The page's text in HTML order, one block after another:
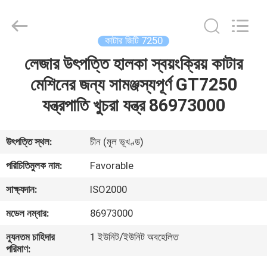
আমাদের
সম্পর্কে
কারখানা
ভ্রমণ
EQUIPMENT
CO.,LTD.
কাটার জিটি 7250
লেজার উৎপত্তি হালকা স্বয়ংক্রিয় কাটার
মেশিনের জন্য সামঞ্জস্যপূর্ণ GT7250
যন্ত্রপাতি খুচরা যন্ত্র 86973000
উৎপত্তি স্থল:
চীন (মূল ভূখণ্ড)
পরিচিতিমুলক নাম:
Favorable
সাক্ষ্যদান:
ISO2000
মডেল নম্বার:
86973000
ন্যূনতম চাহিদার
পরিমাণ:
1 ইউনিট/ইউনিট অবহেলিত